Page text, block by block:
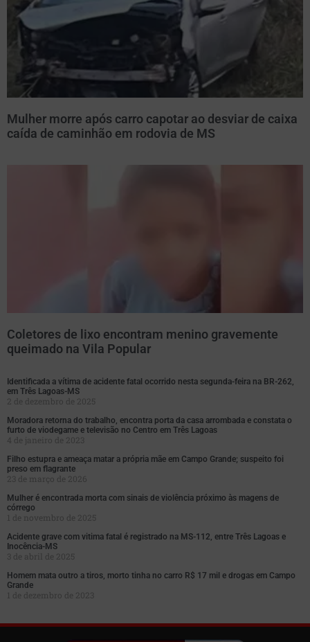
Mulher morre após carro capotar ao desviar de caixa
caída de caminhão em rodovia de MS
Coletores de lixo encontram menino gravemente
queimado na Vila Popular
Identificada a vítima de acidente fatal ocorrido nesta segunda-feira na BR-262,
em Três Lagoas-MS
2 de dezembro de 2025
Moradora retorna do trabalho, encontra porta da casa arrombada e constata o
furto de viodegame e televisão no Centro em Três Lagoas
4 de janeiro de 2023
Filho estupra e ameaça matar a própria mãe em Campo Grande; suspeito foi
preso em flagrante
23 de março de 2026
Mulher é encontrada morta com sinais de violência próximo às magens de
córrego
1 de novembro de 2025
Acidente grave com vitima fatal é registrado na MS-112, entre Três Lagoas e
Inocência-MS
3 de abril de 2025
Homem mata outro a tiros, morto tinha no carro R$ 17 mil e drogas em Campo
Grande
1 de dezembro de 2023